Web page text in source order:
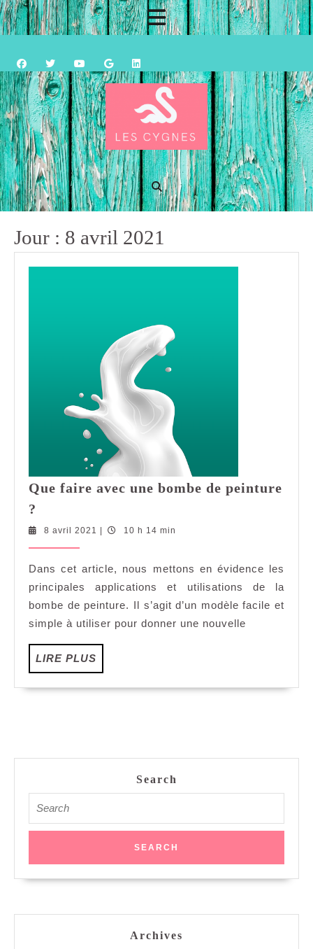
Skip
to
content
Open
Jour : 8 avril 2021
Que faire avec une bombe de peinture
?
avec
bombe
de
peinture
?
8 avril 2021 8
10 h 14 min
Dans cet article, nous mettons en évidence les
principales applications et utilisations de la
bombe de peinture. Il s’agit d’un modèle facile et
simple à utiliser pour donner une nouvelle
LIRE PLUS
PLUS
Search
for:
Archives